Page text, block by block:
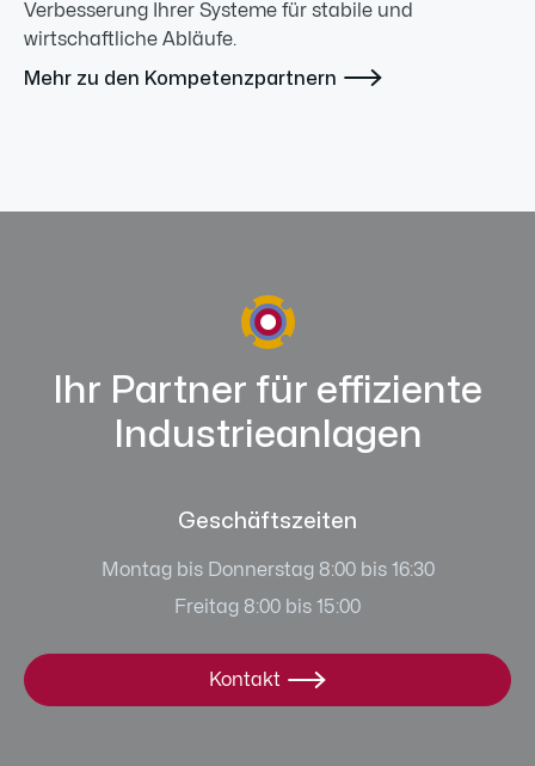
Verbesserung Ihrer Systeme für stabile und
wirtschaftliche Abläufe.
Mehr zu den Kompetenzpartnern 
Ihr Partner für effiziente
Industrieanlagen
Geschäftszeiten
Montag bis Donnerstag 8:00 bis 16:30
Freitag 8:00 bis 15:00
Kontakt 